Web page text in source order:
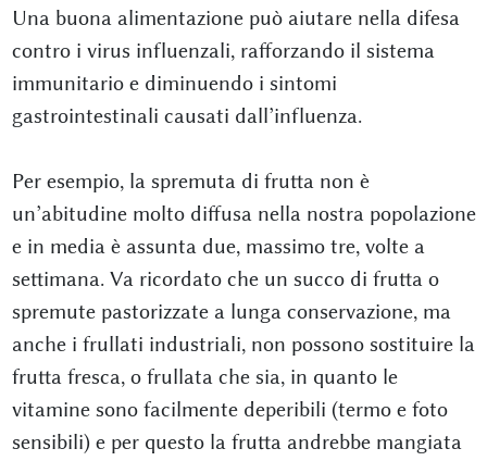
Una buona alimentazione può aiutare nella difesa
contro i virus influenzali, rafforzando il sistema
immunitario e diminuendo i sintomi
gastrointestinali causati dall’influenza.
Per esempio, la spremuta di frutta non è
un’abitudine molto diffusa nella nostra popolazione
e in media è assunta due, massimo tre, volte a
settimana. Va ricordato che un succo di frutta o
spremute pastorizzate a lunga conservazione, ma
anche i frullati industriali, non possono sostituire la
frutta fresca, o frullata che sia, in quanto le
vitamine sono facilmente deperibili (termo e foto
sensibili) e per questo la frutta andrebbe mangiata